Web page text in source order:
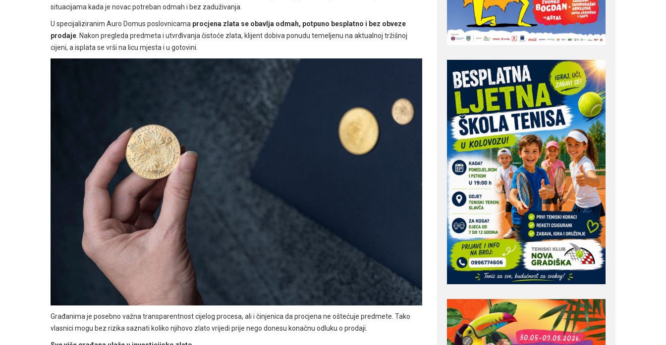
situacijama kada je novac potreban odmah i bez zaduživanja.
U specijaliziranim Auro Domus poslovnicama procjena zlata se obavlja odmah, potpuno besplatno i bez obveze
prodaje . Nakon pregleda predmeta i utvrđivanja čistoće zlata, klijent dobiva ponudu temeljenu na aktualnoj tržišnoj
cijeni, a isplata se vrši na licu mjesta i u gotovini.
Građanima je posebno važna transparentnost cijelog procesa, ali i činjenica da procjena ne oštećuje predmete. Tako
vlasnici mogu bez rizika saznati koliko njihovo zlato vrijedi prije nego donesu konačnu odluku o prodaji.